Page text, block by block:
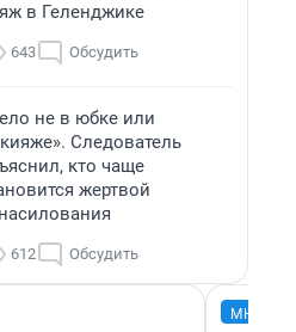
в Геленджике
643 Обсудить
не в юбке или
Следователь
кто чаще
жертвой
612 Обсудить